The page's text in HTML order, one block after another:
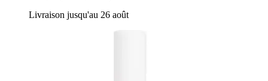
Livraison jusqu'au 26 août